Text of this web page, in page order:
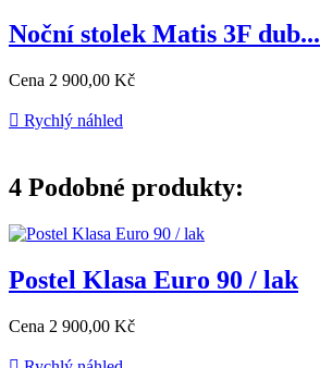
Noční stolek Matis 3F dub...
Cena 2 900,00 Kč
 Rychlý náhled
4 Podobné produkty:
Postel Klasa Euro 90 / lak
Cena 2 900,00 Kč